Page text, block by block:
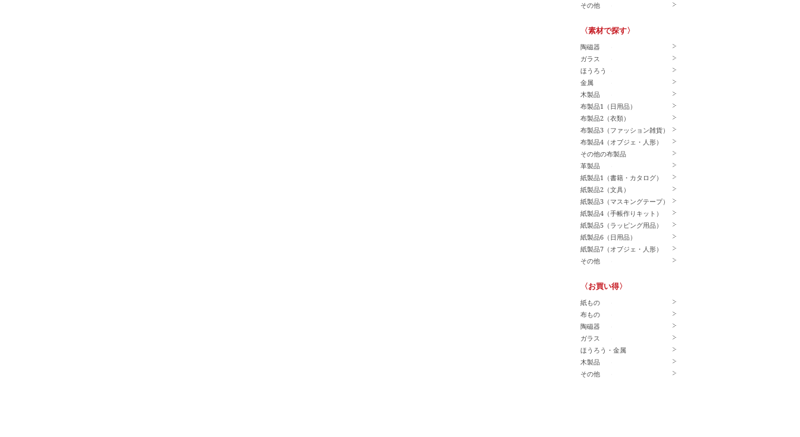
その他
〈素材で探す〉
陶磁器
ガラス
ほうろう
金属
木製品
布製品1（日用品）
布製品2（衣類）
布製品3（ファッション雑貨）
布製品4（オブジェ・人形）
その他の布製品
革製品
紙製品1（書籍・カタログ）
紙製品2（文具）
紙製品3（マスキングテープ）
紙製品4（手帳作りキット）
紙製品5（ラッピング用品）
紙製品6（日用品）
紙製品7（オブジェ・人形）
その他
〈お買い得〉
紙もの
布もの
陶磁器
ガラス
ほうろう・金属
木製品
その他